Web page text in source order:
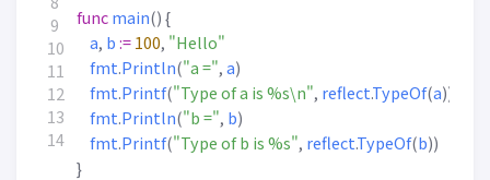
14
funcmain() {
a, b :=100, "Hello"
fmt.Println("a =", a)
fmt.Printf("Type of a is %s\n", reflect.TypeOf(a))
fmt.Println("b =", b)
fmt.Printf("Type of b is %s", reflect.TypeOf(b))
}